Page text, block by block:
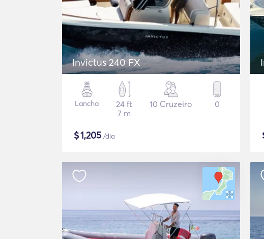
Invictus 240 FX
Lancha
24 ft
7 m
10 Cruzeiro 0
$1,205 /dia